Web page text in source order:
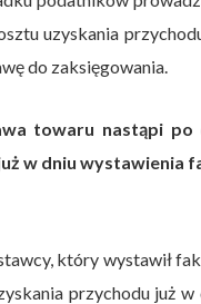
uzyskania
do zaksięgowania.
towaru nastąpi
w dniu wystawienia
który wystawił
przychodu już